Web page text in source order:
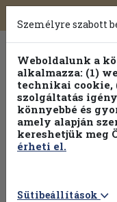
Toggle
navigation
Személyre szabott
Weboldalunk a
alkalmazza: (1)
technikai cookie,
szolgáltatás
könnyebbé és
amely alapján
kereshetjük meg
érheti el.
Sütibeállítások